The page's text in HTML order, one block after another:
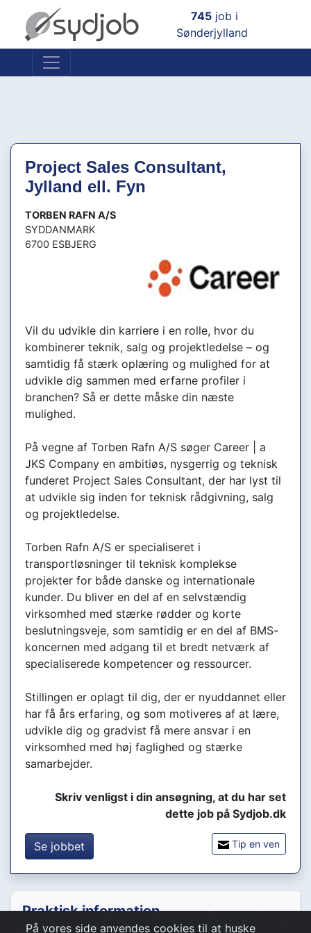
745 job i
Sønderjylland
Project Sales Consultant,
Jylland ell. Fyn
TORBEN RAFN A/S
SYDDANMARK
6700 ESBJERG
Vil du udvikle din karriere i en rolle, hvor du
kombinerer teknik, salg og projektledelse – og
samtidig få stærk oplæring og mulighed for at
udvikle dig sammen med erfarne profiler i
branchen? Så er dette måske din næste
mulighed.
På vegne af Torben Rafn A/S søger Career | a
JKS Company en ambitiøs, nysgerrig og teknisk
funderet Project Sales Consultant, der har lyst til
at udvikle sig inden for teknisk rådgivning, salg
og projektledelse.
Torben Rafn A/S er specialiseret i
transportløsninger til teknisk komplekse
projekter for både danske og internationale
kunder. Du bliver en del af en selvstændig
virksomhed med stærke rødder og korte
beslutningsveje, som samtidig er en del af BMS-
koncernen med adgang til et bredt netværk af
specialiserede kompetencer og ressourcer.
Stillingen er oplagt til dig, der er nyuddannet eller
har få års erfaring, og som motiveres af at lære,
udvikle dig og gradvist få mere ansvar i en
virksomhed med høj faglighed og stærke
samarbejder.
Skriv venligst i din ansøgning, at du har set
dette job på Sydjob.dk
Se jobbet Tip en ven
Praktisk information
Indrykket:26 maj 2026
På vores side anvendes cookies til at huske